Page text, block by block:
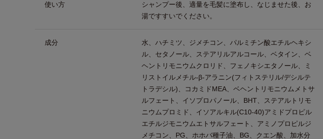
使い方
シャンプー後、適量を毛髪に塗布し、なじませた後、お
湯ですすいでください。
成分
水、ハチミツ、ジメチコン、パルミチン酸エチルヘキシ
ル、セタノール、ステアリルアルコール、ベタイン、ベ
ヘントリモニウムクロリド、フェノキシエタノール、ミ
リストイルメチル-β-アラニン(フィトステリル/デシルテ
トラデシル)、コカミドMEA、ベヘントリモニウムメトサ
ルフェート、イソプロパノール、BHT、ステアルトリモ
ニウムプロミド、イソアルキル(C10-40)アミドプロピル
エチルジモニウムエトサルフェート、アミノプロピルジ
メチコン、PG、ホホバ種子油、BG、クエン酸、加水分